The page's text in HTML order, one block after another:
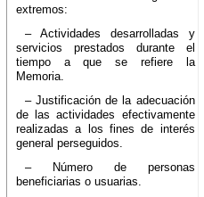
extremos:
– Actividades desarrolladas y
servicios prestados durante el
tiempo a que se refiere la
Memoria.
– Justificación de la adecuación
de las actividades efectivamente
realizadas a los fines de interés
general perseguidos.
– Número de personas
beneficiarias o usuarias.